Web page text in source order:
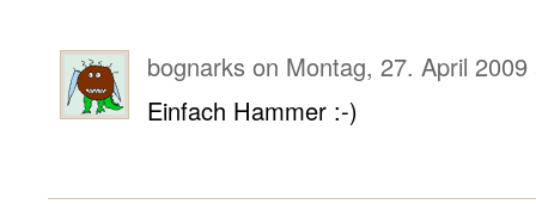
bognarks on Montag, 27. April
Einfach Hammer :-)